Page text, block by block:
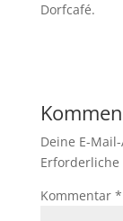
Dorfcafé.
Deine E-
Kommentar *